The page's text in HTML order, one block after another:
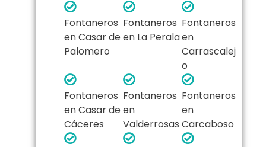
Fontaneros
en Casar de
Palomero
Fontaneros
en La Perala
Fontaneros
en
Carrascalej
o
Fontaneros
en Casar de
Cáceres
Fontaneros
en
Valderrosas
Fontaneros
en
Carcaboso